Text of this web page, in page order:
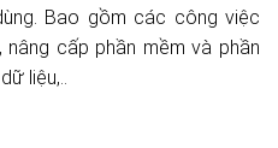
Bao gồm các công việc
cấp phần mềm và phần
liệu,..